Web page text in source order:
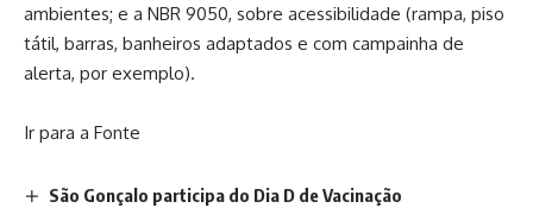
ambientes; e a NBR 9050, sobre acessibilidade (rampa, piso
tátil, barras, banheiros adaptados e com campainha de
alerta, por exemplo).
Ir para a Fonte
São Gonçalo participa do Dia D de Vacinação